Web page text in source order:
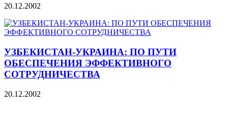
20.12.2002
УЗБЕКИСТАН-УКРАИНА: ПО ПУТИ
ОБЕСПЕЧЕНИЯ ЭФФЕКТИВНОГО
СОТРУДНИЧЕСТВА
20.12.2002